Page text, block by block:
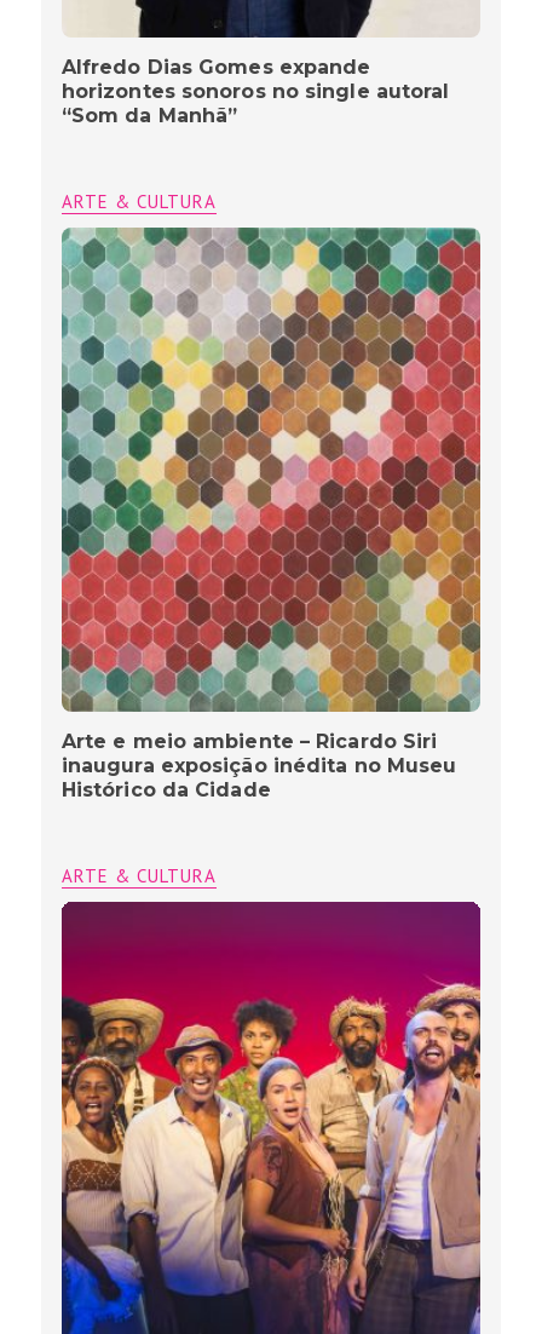
Alfredo Dias Gomes expande
horizontes sonoros no single autoral
“Som da Manhã”
ARTE & CULTURA
Arte e meio ambiente – Ricardo Siri
inaugura exposição inédita no Museu
Histórico da Cidade
ARTE & CULTURA